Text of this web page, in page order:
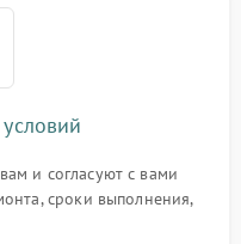
и согласуют с вами
сроки выполнения,